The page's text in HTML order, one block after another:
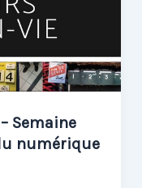
Semaine
numérique